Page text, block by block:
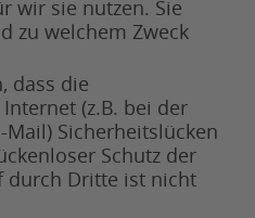
wir sie nutzen. Sie
zu welchem Zweck
dass die
(z.B. bei der
Sicherheitslücken
Schutz der
durch Dritte ist nicht